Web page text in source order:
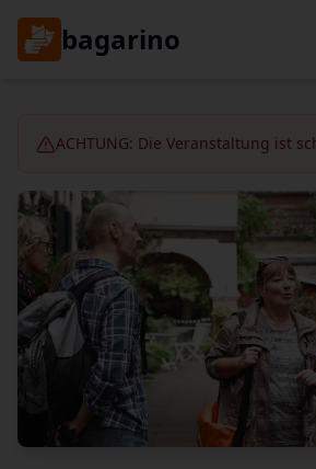
bagarino
ACHTUNG: Die Veranstaltung ist